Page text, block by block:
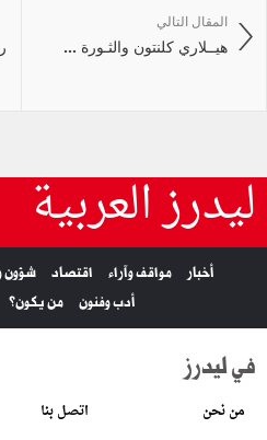
المقال التالي
هيــلاري كلنتون والثـورة ...
ليدرز العربية
أخبار مواقف وآراء اقتصاد شؤون
أدب وفنون
من يكون؟
في ليدرز
من نحن اتصل بنا